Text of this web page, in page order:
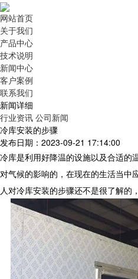
网站首页
关于我们
产品中心
技术说明
新闻中心
客户案例
联系我们
新闻详细
行业资讯 公司新闻
冷库安装的步骤
发布日期：2023-09-21 17:14:00
冷库是利用好降温的设施以及合适的
对气候的影响的，在现在的生活当中
人对冷库安装的步骤还不是很了解的